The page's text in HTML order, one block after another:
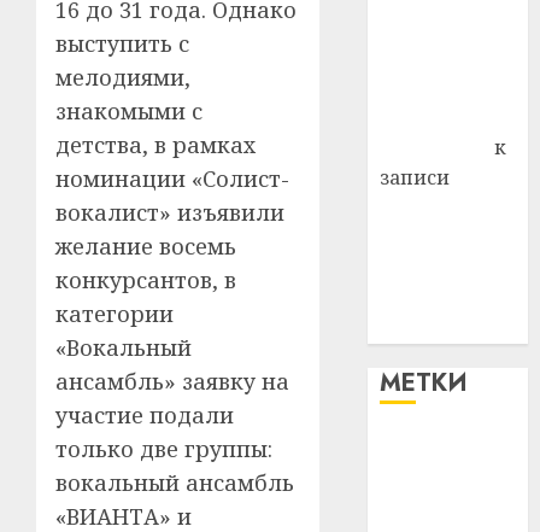
16 до 31 года. Однако
выступить с
мелодиями,
знакомыми с
детства, в рамках
номинации «Солист-
вокалист» изъявили
желание восемь
конкурсантов, в
категории
«Вокальный
ансамбль» заявку на
участие подали
только две группы:
вокальный ансамбль
«ВИАНТА» и
к
записи
МЕТКИ